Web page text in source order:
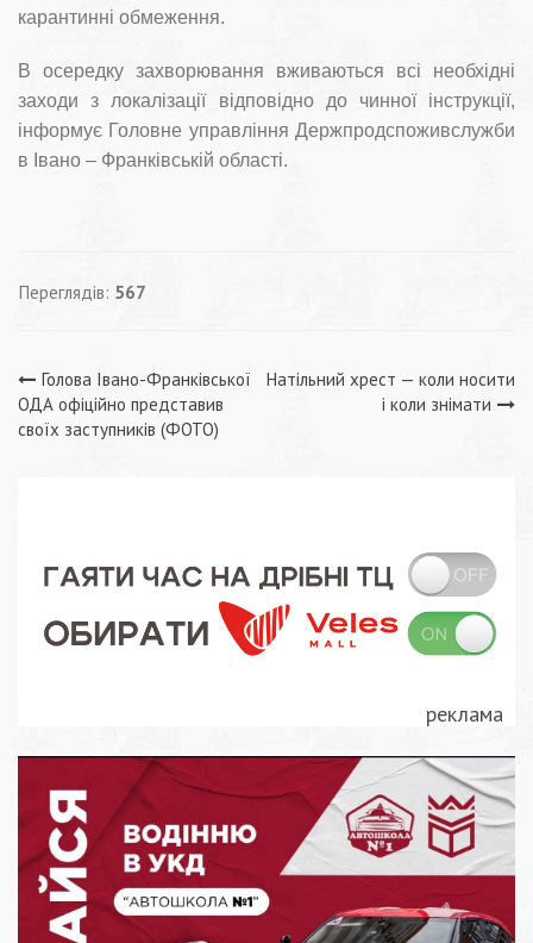
карантинні обмеження.
В осередку захворювання вживаються всі необхідні
заходи з локалізації відповідно до чинної інструкції,
інформує Головне управління Держпродспоживслужби
в Івано – Франківській області.
Переглядів: 567
Навігація
записів
Голова Івано-Франківської
ОДА офіційно представив
своїх заступників (ФОТО)
Натільний хрест — коли носити
і коли знімати